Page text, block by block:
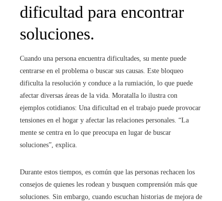
dificultad para encontrar
soluciones.
Cuando una persona encuentra dificultades, su mente puede
centrarse en el problema o buscar sus causas. Este bloqueo
dificulta la resolución y conduce a la rumiación, lo que puede
afectar diversas áreas de la vida. Moratalla lo ilustra con
ejemplos cotidianos: Una dificultad en el trabajo puede provocar
tensiones en el hogar y afectar las relaciones personales. “La
mente se centra en lo que preocupa en lugar de buscar
soluciones”, explica.
Durante estos tiempos, es común que las personas rechacen los
consejos de quienes les rodean y busquen comprensión más que
soluciones. Sin embargo, cuando escuchan historias de mejora de